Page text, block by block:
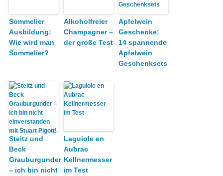
Sommelier
Ausbildung:
Wie wird man
Sommelier?
Alkoholfreier
Champagner –
der große Test
Apfelwein
Geschenke:
14 spannende
Apfelwein
Geschenksets
Steitz und
Beck
Grauburgunder
– ich bin nicht
Laguiole en
Aubrac
Kellnermesser
im Test